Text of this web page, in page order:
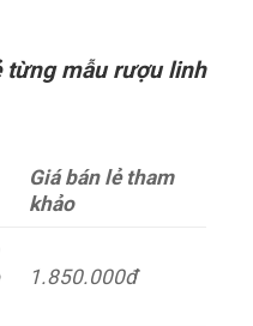
từng mẫu rượu linh
Giá bán lẻ tham
khảo
1.850.000đ